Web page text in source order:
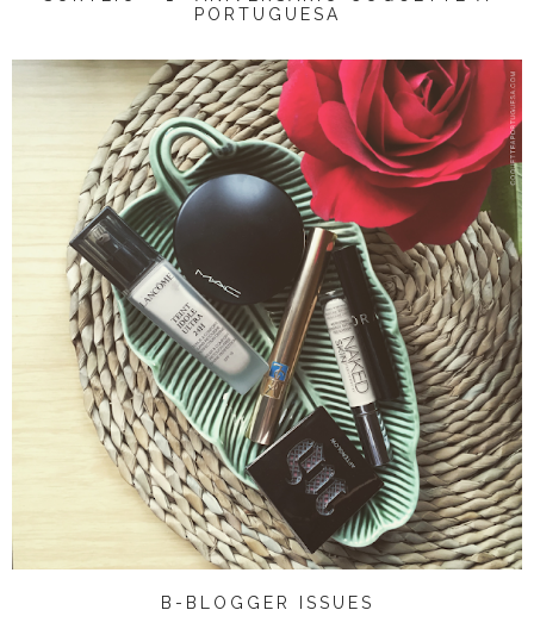
PORTUGUESA
B-BLOGGER ISSUES